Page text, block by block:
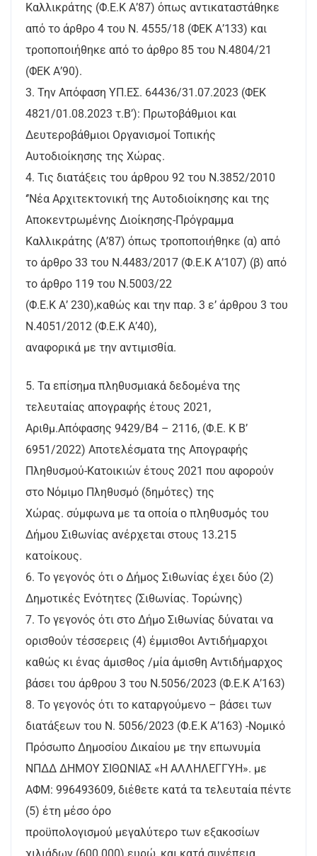
Καλλικράτης (Φ.Ε.Κ Α’87) όπως αντικαταστάθηκε
από το άρθρο 4 του N. 4555/18 (ΦΕΚ Α’133) και
τροποποιήθηκε από το άρθρο 85 του Ν.4804/21
(ΦΕΚ Α’90).
3. Την Απόφαση ΥΠ.ΕΣ. 64436/31.07.2023 (ΦΕΚ
4821/01.08.2023 τ.Β’): Πρωτοβάθμιοι και
Δευτεροβάθμιοι Οργανισμοί Τοπικής
Αυτοδιοίκησης της Χώρας.
4. Τις διατάξεις του άρθρου 92 του Ν.3852/2010
‘’Νέα Αρχιτεκτονική της Αυτοδιοίκησης και της
Αποκεντρωμένης Διοίκησης-Πρόγραμμα
Καλλικράτης (Α’87) όπως τροποποιήθηκε (α) από
το άρθρο 33 του Ν.4483/2017 (Φ.Ε.Κ Α’107) (β) από
το άρθρο 119 του Ν.5003/22
(Φ.Ε.Κ Α’ 230),καθώς και την παρ. 3 ε’ άρθρου 3 του
Ν.4051/2012 (Φ.Ε.Κ Α’40),
αναφορικά με την αντιμισθία.
5. Τα επίσημα πληθυσμιακά δεδομένα της
τελευταίας απογραφής έτους 2021,
Αριθμ.Απόφασης 9429/Β4 – 2116, (Φ.Ε. Κ Β’
6951/2022) Αποτελέσματα της Απογραφής
Πληθυσμού-Κατοικιών έτους 2021 που αφορούν
στο Νόμιμο Πληθυσμό (δημότες) της
Χώρας. σύμφωνα με τα οποία ο πληθυσμός του
Δήμου Σιθωνίας ανέρχεται στους 13.215
κατοίκους.
6. Το γεγονός ότι ο Δήμος Σιθωνίας έχει δύο (2)
Δημοτικές Ενότητες (Σιθωνίας. Τορώνης)
7. Το γεγονός ότι στο Δήμο Σιθωνίας δύναται να
ορισθούν τέσσερεις (4) έμμισθοι Αντιδήμαρχοι
καθώς κι ένας άμισθος /μία άμισθη Αντιδήμαρχος
βάσει του άρθρου 3 του Ν.5056/2023 (Φ.Ε.Κ Α’163)
8. To γεγονός ότι το καταργούμενο – βάσει των
διατάξεων του Ν. 5056/2023 (Φ.Ε.Κ Α’163) -Νομικό
Πρόσωπο Δημοσίου Δικαίου με την επωνυμία
ΝΠΔΔ ΔΗΜΟΥ ΣΙΘΩΝΙΑΣ «Η ΑΛΛΗΛΕΓΓΥΗ». με
ΑΦΜ: 996493609, διέθετε κατά τα τελευταία πέντε
(5) έτη μέσο όρο
προϋπολογισμού μεγαλύτερο των εξακοσίων